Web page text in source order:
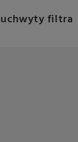
filtra